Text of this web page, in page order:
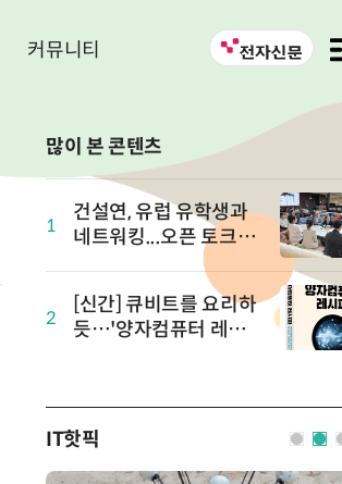
커뮤니티
많이 본 콘텐츠
1
건설연, 유럽 유학생과
네트워킹...오픈 토크 in
2
[신간] 큐비트를 요리하
듯…'양자컴퓨터 레시
IT핫픽